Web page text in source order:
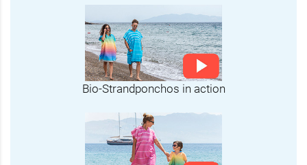
Bio-Strandponchos in action